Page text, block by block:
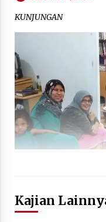
KUNJUNGAN
Kajian